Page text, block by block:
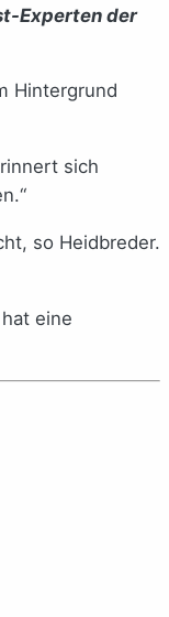
Experten der
Hintergrund
sich
so Heidbreder.
eine